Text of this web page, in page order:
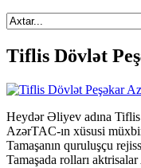
Tiflis Dövlət
Heydər Əliyev adına Tiflis
AzərTAC-ın xüsusi
Tamaşanın quruluşçu
Tamaşada rolları